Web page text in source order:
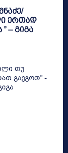
ერთად
– გიგა
თუ
გაეგოთ" -